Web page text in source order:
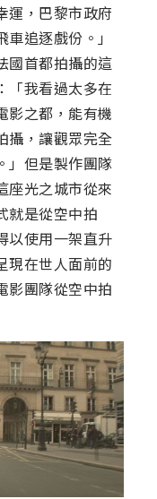
運，巴黎市政府
追逐戲份。」
國首都拍攝的這
「我看過太多在
影之都，能有機
攝，讓觀眾完全
」但是製作團隊
座光之城市從來
就是從空中拍
以使用一架直升
現在世人面前的
影團隊從空中拍